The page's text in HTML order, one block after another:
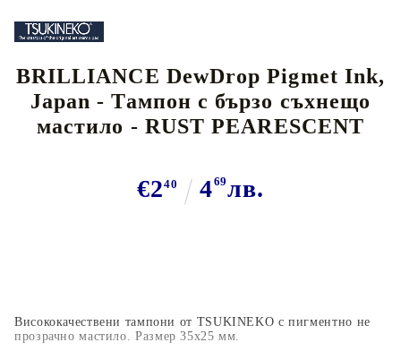
BRILLIANCE DewDrop Pigmet Ink,
Japan - Тампон с бързо съхнещо
мастило - RUST PEARESCENT
€240 469лв.
Висококачествени тампони от TSUKINEKO с пигментно не
прозрачно мастило. Размер 35х25 мм.